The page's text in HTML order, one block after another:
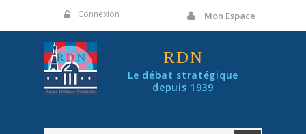
Connexion Mon Espace
RDN
Le débat stratégique
depuis 1939